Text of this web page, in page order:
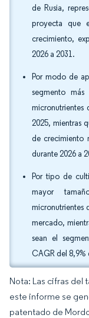
de Rusia,
proyecta que
crecimiento,
2026 a 2031.
Por modo de
segmento
micronutrientes
2025, mientras
de crecimiento
durante 2026 a
Por tipo de
mayor
micronutrientes
mercado,
sean el
CAGR del 8,9%
Nota: Las cifras del
este informe se
patentado de